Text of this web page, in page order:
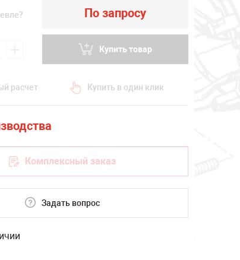
По запросу
Купить товар
расчет Купить в один клик
Комплексный заказ
Задать вопрос